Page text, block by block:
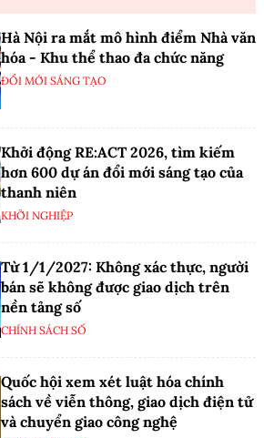
Hà Nội ra mắt mô hình điểm Nhà văn
hóa - Khu thể thao đa chức năng
ĐỔI MỚI SÁNG TẠO
Khởi động RE:ACT 2026, tìm kiếm
hơn 600 dự án đổi mới sáng tạo của
thanh niên
KHỞI NGHIỆP
Từ 1/1/2027: Không xác thực, người
bán sẽ không được giao dịch trên
nền tảng số
CHÍNH SÁCH SỐ
Quốc hội xem xét luật hóa chính
sách về viễn thông, giao dịch điện tử
và chuyển giao công nghệ